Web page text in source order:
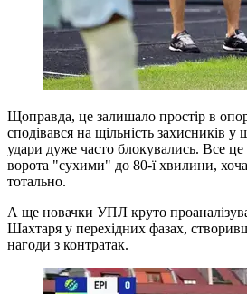
Щоправда, це залишало простір в
сподівався на щільність захисників
удари дуже часто блокувались. Все
ворота "сухими" до 80-ї хвилини,
тотально.
А ще новачки УПЛ круто
Шахтаря у перехідних фазах,
нагоди з контратак.